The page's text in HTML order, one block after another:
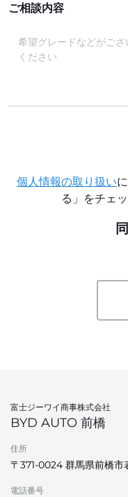
ご相談内容
個人情報の取り扱い
る」をチェ
富士ジーワイ商事株式会社
BYD AUTO 前橋
住所
〒371-0024 群馬県前橋市
電話番号